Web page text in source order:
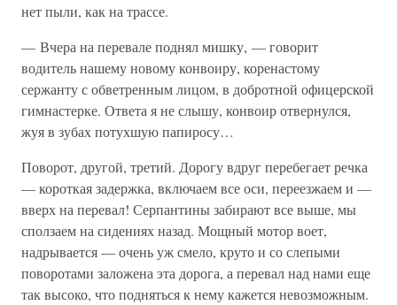
нет пыли, как на трассе.
— Вчера на перевале поднял мишку, — говорит
водитель нашему новому конвоиру, коренастому
сержанту с обветренным лицом, в добротной офицерской
гимнастерке. Ответа я не слышу, конвоир отвернулся,
жуя в зубах потухшую папиросу…
Поворот, другой, третий. Дорогу вдруг перебегает речка
— короткая задержка, включаем все оси, переезжаем и —
вверх на перевал! Серпантины забирают все выше, мы
сползаем на сидениях назад. Мощный мотор воет,
надрывается — очень уж смело, круто и со слепыми
поворотами заложена эта дорога, а перевал над нами еще
так высоко, что подняться к нему кажется невозможным.